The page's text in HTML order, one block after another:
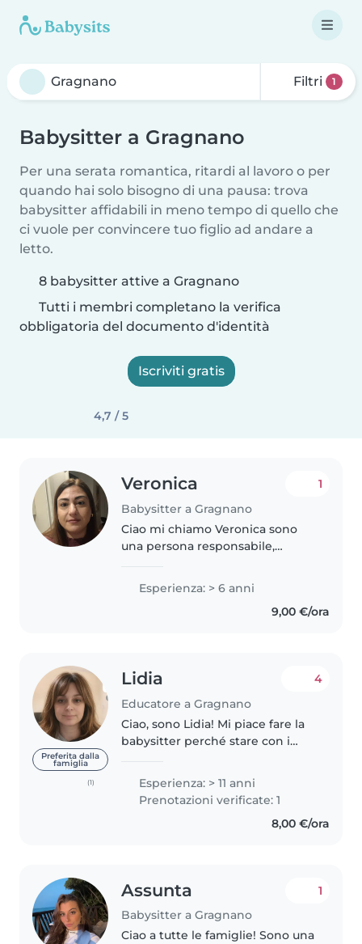
Filtri 1
Babysitter a Gragnano
Per una serata romantica, ritardi al lavoro o per
quando hai solo bisogno di una pausa: trova
babysitter affidabili in meno tempo di quello che
ci vuole per convincere tuo figlio ad andare a
letto.
8 babysitter attive a Gragnano
Tutti i membri completano la verifica
obbligatoria del documento d'identità
Iscriviti gratis
4,7 / 5
Veronica
Babysitter a Gragnano
1
Ciao mi chiamo Veronica sono
una persona responsabile,
appassionata di lavorare con i
bambini. Ho diversi anni di
esperienza nella cura di bambini
Esperienza: > 6 anni
9,00 €/ora
Preferita dalla
famiglia
(1)
Lidia
Educatore a Gragnano
4
Ciao, sono Lidia! Mi piace fare la
babysitter perché stare con i
piace ascoltarli, accompagnarli
nelle loro scoperte quotidiane..
Esperienza: > 11 anni
Prenotazioni verificate: 1
8,00 €/ora
Assunta
Babysitter a Gragnano
1
Ciao a tutte le famiglie! Sono una